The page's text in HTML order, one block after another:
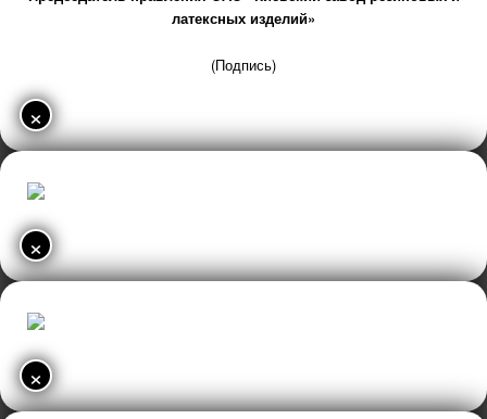
латексных изделий»
(Подпись)
×
×
×